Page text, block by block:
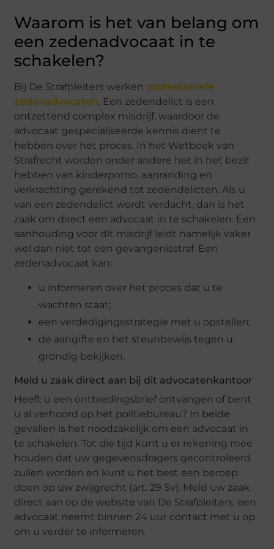
Waarom is het van belang om
een zedenadvocaat in te
schakelen?
Bij De Strafpleiters werken professionele
zedenadvocaten. Een zedendelict is een
ontzettend complex misdrijf, waardoor de
advocaat gespecialiseerde kennis dient te
hebben over het proces. In het Wetboek van
Strafrecht worden onder andere het in het bezit
hebben van kinderporno, aanranding en
verkrachting gerekend tot zedendelicten. Als u
van een zedendelict wordt verdacht, dan is het
zaak om direct een advocaat in te schakelen. Een
aanhouding voor dit misdrijf leidt namelijk vaker
wel dan niet tot een gevangenisstraf. Een
zedenadvocaat kan:
u informeren over het proces dat u te
wachten staat;
een verdedigingsstrategie met u opstellen;
de aangifte en het steunbewijs tegen u
grondig bekijken.
Meld u zaak direct aan bij dit advocatenkantoor
Heeft u een ontbiedingsbrief ontvangen of bent
u al verhoord op het politiebureau? In beide
gevallen is het noodzakelijk om een advocaat in
te schakelen. Tot die tijd kunt u er rekening mee
houden dat uw gegevensdragers gecontroleerd
zullen worden en kunt u het best een beroep
doen op uw zwijgrecht (art. 29 Sv). Meld uw zaak
direct aan op de website van De Strafpleiters; een
advocaat neemt binnen 24 uur contact met u op
om u verder te informeren.